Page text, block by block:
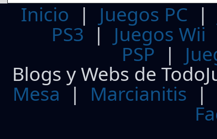
Inicio | Juegos PC
PS3| Juegos Wii
PSP |
Blogs y Webs de
Mesa | Marcianitis |